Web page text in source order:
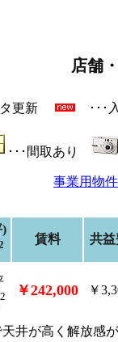
店舗
タ更新 ･･･
･･･間取あり
事業用物
)
賃料 共益
2 ￥242,000 ￥
天井が高く解放